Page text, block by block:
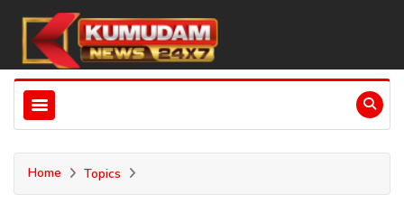
Home Topics